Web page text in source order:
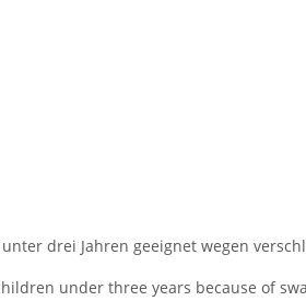
drei Jahren geeignet wegen
under three years because of